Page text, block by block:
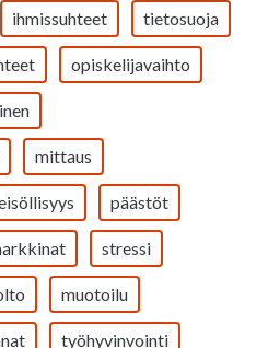
ihmissuhteet tietosuoja
opiskelijavaihto
mittaus
päästöt
stressi
muotoilu
työhyvinvointi